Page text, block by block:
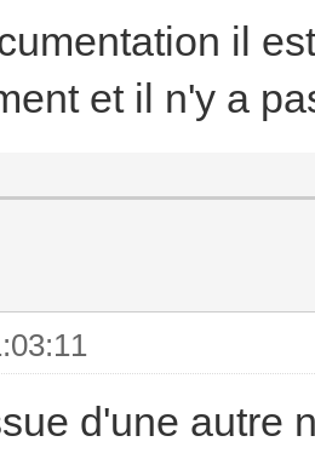
il
et il n'y a
d'une autre